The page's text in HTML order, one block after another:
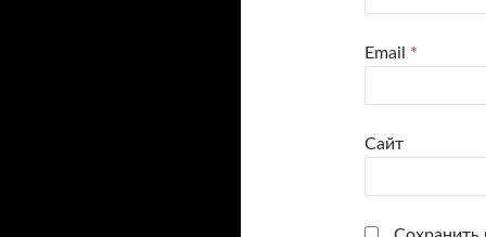
Email *
Сайт